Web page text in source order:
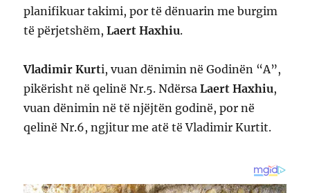
planifikuar takimi, por të dënuarin me burgim
të përjetshëm,Laert Haxhiu.
Vladimir Kurti, vuan dënimin në Godinën “A”,
pikërisht në qelinë Nr.5. NdërsaLaert Haxhiu,
vuan dënimin në të njëjtën godinë, por në
qelinë Nr.6, ngjitur me atë të Vladimir Kurtit.